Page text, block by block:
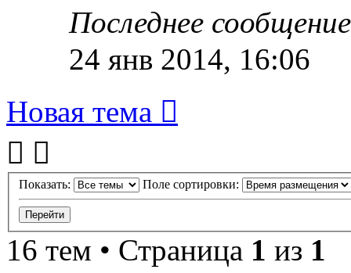
Последнее
24 янв 2014, 16:06
Новая тема
Показать: Поле сортировки:
16 тем • Страница 1 из 1